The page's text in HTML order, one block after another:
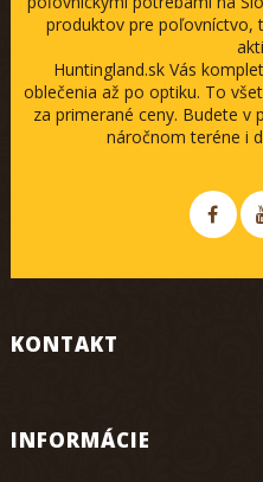
produktov pre poľovníctvo,
Huntingland.sk Vás
oblečenia až po optiku. To
za primerané ceny. Budete v
náročnom teréne i
KONTAKT
INFORMÁCIE